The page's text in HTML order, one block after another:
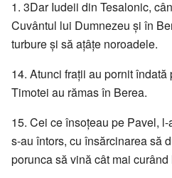
1. 3Dar Iudeii din Tesalonic,
Cuvântul lui Dumnezeu şi în
turbure şi să aţâţe noroadele.
14. Atunci fraţii au pornit
Timotei au rămas în Berea.
15. Cei ce însoţeau pe Pavel,
s-au întors, cu însărcinarea să
porunca să vină cât mai curând